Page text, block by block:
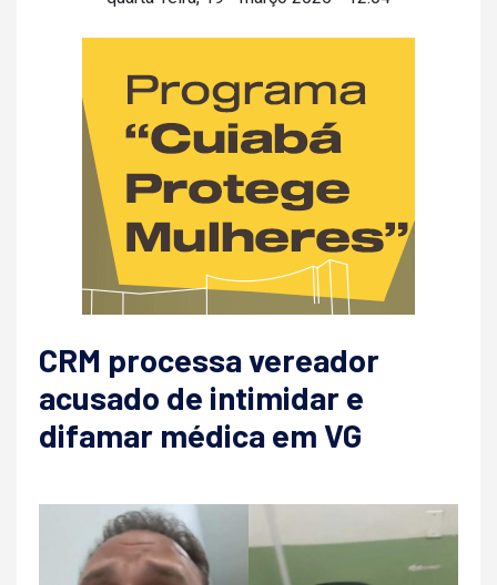
CRM processa vereador
acusado de intimidar e
difamar médica em VG